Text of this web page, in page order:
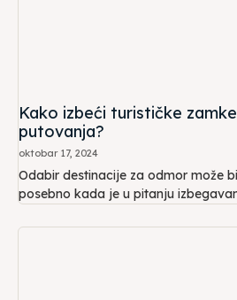
Kako izbeći turističke
putovanja?
oktobar 17, 2024
Odabir destinacije za odmor može
posebno kada je u pitanju